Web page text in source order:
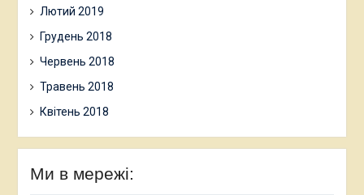
Лютий 2019
Грудень 2018
Червень 2018
Травень 2018
Квітень 2018
Ми в мережі: